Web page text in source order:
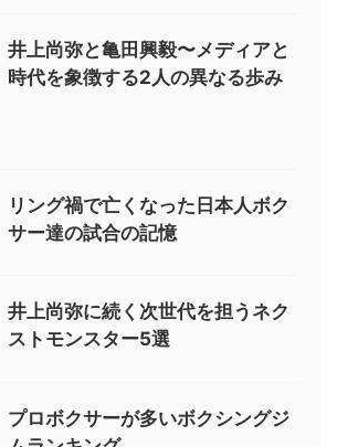
井上尚弥と亀田興毅〜メディアと
時代を象徴する2人の異なる歩み
リング禍で亡くなった日本人ボク
サー達の試合の記憶
井上尚弥に続く次世代を担うネク
ストモンスター5選
プロボクサーが多いボクシングジ